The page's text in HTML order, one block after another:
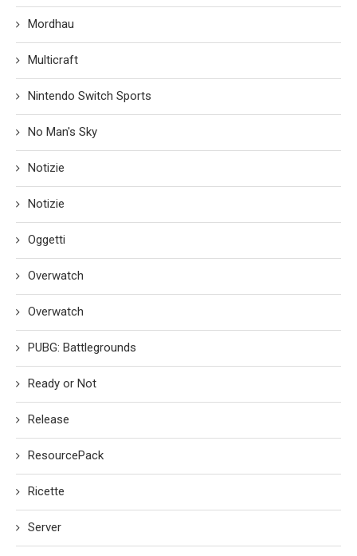
Mordhau
Multicraft
Nintendo Switch Sports
No Man's Sky
Notizie
Notizie
Oggetti
Overwatch
Overwatch
PUBG: Battlegrounds
Ready or Not
Release
ResourcePack
Ricette
Server